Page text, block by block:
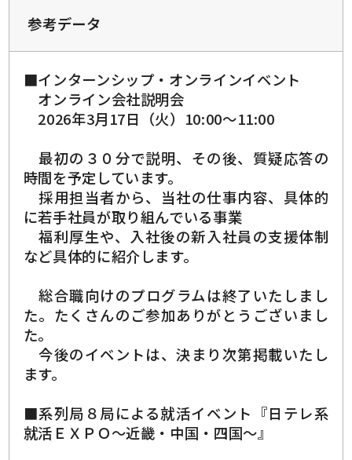
参考データ
■インターンシップ・オンラインイベント
オンライン会社説明会
2026年3月17日（火）10:00～11:00
最初の３０分で説明、その後、質疑応答の
時間を予定しています。
採用担当者から、当社の仕事内容、具体的
に若手社員が取り組んでいる事業
福利厚生や、入社後の新入社員の支援体制
など具体的に紹介します。
総合職向けのプログラムは終了いたしまし
た。たくさんのご参加ありがとうございまし
た。
今後のイベントは、決まり次第掲載いたし
ます。
■系列局８局による就活イベント『日テレ系
就活ＥＸＰＯ～近畿・中国・四国～』